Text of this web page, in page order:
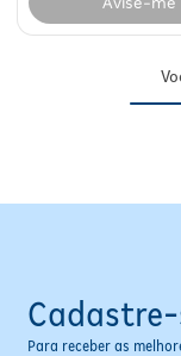
Para receber as